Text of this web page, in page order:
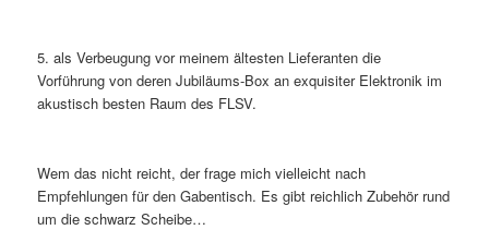
5. als Verbeugung vor meinem ältesten Lieferanten die
Vorführung von deren Jubiläums-Box an exquisiter Elektronik im
akustisch besten Raum des FLSV.
Wem das nicht reicht, der frage mich vielleicht nach
Empfehlungen für den Gabentisch. Es gibt reichlich Zubehör rund
um die schwarz Scheibe…